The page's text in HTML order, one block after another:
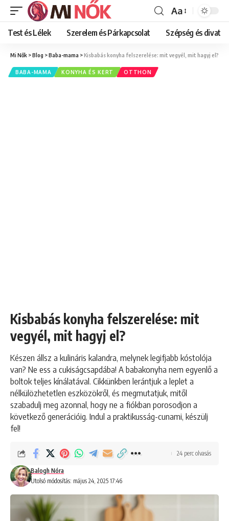
Font
Resizer
Aa
Test és Lélek Szerelem és Párkapcsolat Szépség és divat
Mi Nők >Blog >Baba-mama >Kisbabás konyha felszerelése: mit vegyél, mit hagyj el?
BABA-MAMA KONYHA ÉS KERT OTTHON
Kisbabás konyha felszerelése: mit
vegyél, mit hagyj el?
Készen állsz a kulináris kalandra, melynek legifjabb kóstolója
van? Ne ess a cukiságcsapdába! A babakonyha nem egyenlő a
boltok teljes kínálatával. Cikkünkben lerántjuk a leplet a
nélkülözhetetlen eszközökről, és megmutatjuk, mitől
szabadulj meg azonnal, hogy ne a fiókban porosodjon a
következő generációig. Indul a praktikusság-cunami, készülj
fel!
Utolsó módosítás: május 24, 2025 17:46
Balogh Nóra
24 perc olvasás